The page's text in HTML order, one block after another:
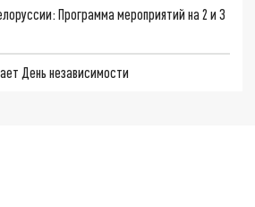
Программа мероприятий на 2 и 3
День независимости